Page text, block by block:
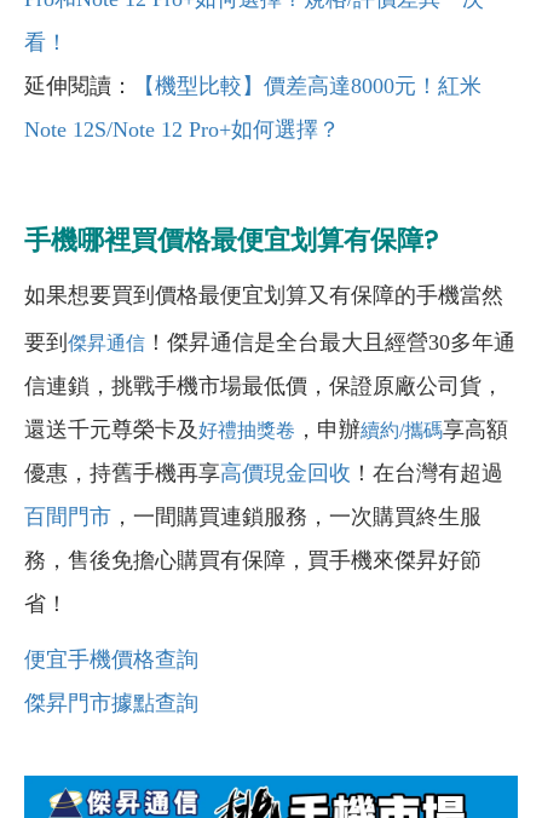
看！
延伸閱讀：
【機型比較】價差高達8000元！紅米
Note 12S/Note 12 Pro+如何選擇？
手機哪裡買價格最便宜划算有保障?
如果想要買到價格最便宜划算又有保障的手機當然
要到 傑昇通信 ！傑昇通信是全台最大且經營30多年通
信連鎖，挑戰手機市場最低價，保證原廠公司貨，
還送千元尊榮卡及好禮抽獎卷 ，申辦續約/攜碼享高額
優惠，持舊手機再享高價現金回收 ！在台灣有超過
百間門市 ，一間購買連鎖服務，一次購買終生服
務，售後免擔心購買有保障，買手機來傑昇好節
省！
便宜手機價格查詢
傑昇門市據點查詢